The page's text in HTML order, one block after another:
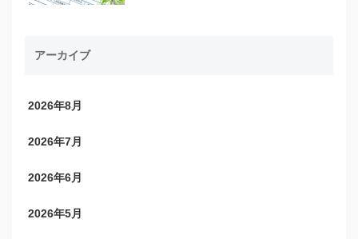
アーカイブ
2026年8月
2026年7月
2026年6月
2026年5月